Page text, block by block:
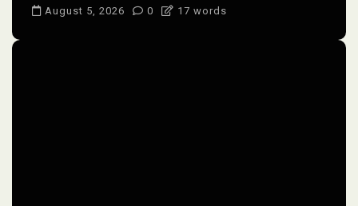
August 5, 2026 0 17 words